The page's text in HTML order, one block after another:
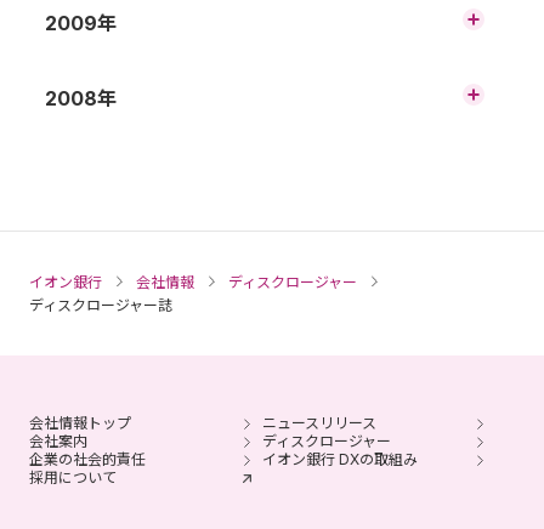
ライフスタイルに応じた総合金融サービス
持続可能な社会の実現に向けた取組み
を目指して
店舗・ATM、オンラインサービス
安心してご利用いただくための取組み
イオン銀行財務ハイライト、イオン銀行の
あゆみ
を目指して
の提供
持続可能な社会・環境の実現に向けた取組
み、ダイバーシティの取組み
親しみやすく、便利で、わかりやすい銀行
ライフスタイルに応じた総合金融サービス
持続可能な社会・環境の実現に向けた取り
ディスクロージャー誌2021
環境・地域社会貢献、ダイバーシティへの
取り組み
一括ダウンロード
ディスクロージャー誌2020
イオン銀行お客さま本位の業務運営基本方
針・取組状況
一括ダウンロード
分割ダウンロード
経営理念
社長メッセージ
ATM
財務ハイライト
ディスクロージャー誌2018
一括ダウンロード
統合報告書・ディスクロージャー誌2018
ネットワーク
ATM
一括ダウンロード
事業展開国・地域
ネットワーク
資料編
イオングループとして
事業展開国・地域
財務ハイライト
資料編
分割ダウンロード
経営理念・基本方針
分割ダウンロード
ネットワーク
一括ダウンロード
ネー「WAON」
一括ダウンロード
店舗・ATM
中間ディスクロージャー誌 2010
イオン銀行のあゆみ
2009年
中間ディスクロージャー誌 2009
分割ダウンロード
イオンの基本理念、イオン銀行の経営理念
2008年
一括ダウンロード
分割ダウンロード
イオン銀行 会社情報
ディスクロージャー
ディスクロージャー誌
会社情報トップ
ニュースリリース
会社案内
ディスクロージャー
企業の社会的責任
イオン銀行 DXの取組み
採用について